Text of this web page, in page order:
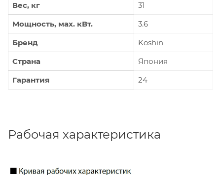
Вес, кг
31
Мощность, мax. кВт.
3.6
Бренд
Koshin
Страна
Япония
Гарантия
24
Рабочая характеристика